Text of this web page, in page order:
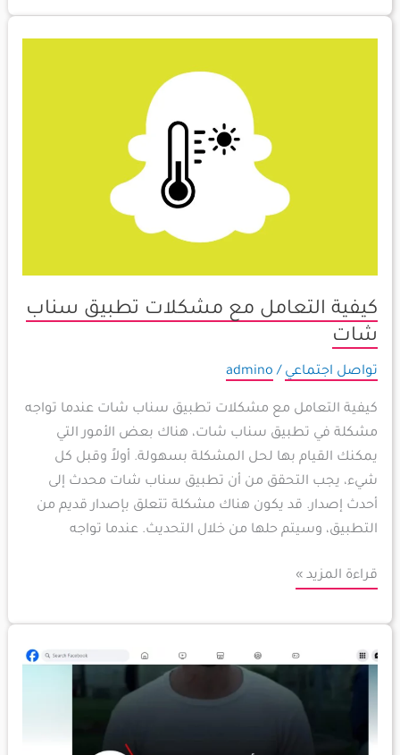
كيفية التعامل مع مشكلات تطبيق سناب
شات
تواصل اجتماعي /
admino
كيفية التعامل مع مشكلات تطبيق سناب شات عندما تواجه
مشكلة في تطبيق سناب شات، هناك بعض الأمور التي
يمكنك القيام بها لحل المشكلة بسهولة. أولاً وقبل كل
شيء، يجب التحقق من أن تطبيق سناب شات محدث إلى
أحدث إصدار. قد يكون هناك مشكلة تتعلق بإصدار قديم من
التطبيق، وسيتم حلها من خلال التحديث. عندما تواجه
قراءة المزيد »
تغيير